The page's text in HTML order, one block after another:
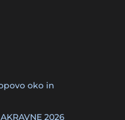
oko in
2026